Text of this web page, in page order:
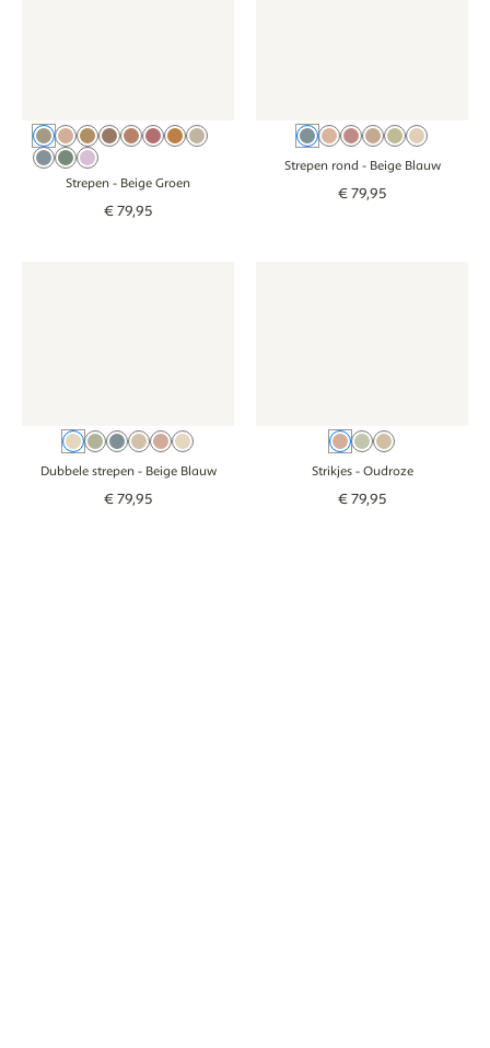
Beige Groen
Beige Roze
Beige Bruin
Cacao Bruin
Oudroze
BlushRoze Oranje
Beige
Beige Blauw
Saliegroen
Lila
Strepen - Beige Groen
€79,95
Beige Blauw
Oudroze
RozeBruinGroenBeige
Strepen rond - Beige Blauw
€79,95
Beige Blauw
GroenBlauw
BruinOudroze
Beige Groen
Dubbele strepen- Beige Blauw
€79,95
Oudroze
GroenBeige
Strikjes- Oudroze
€79,95